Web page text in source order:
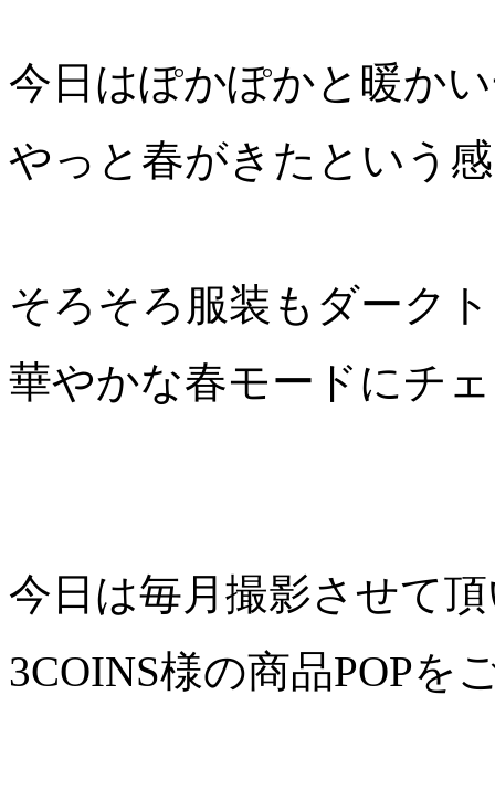
今日はぽかぽかと暖か
やっと春がきたという
そろそろ服装もダーク
華やかな春モードにチ
今日は毎月撮影させて
3COINS様の商品POPを